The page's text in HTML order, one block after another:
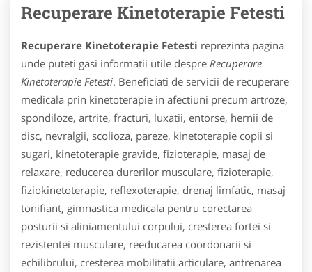
Recuperare Kinetoterapie Fetesti
Recuperare Kinetoterapie Fetesti reprezinta pagina
unde puteti gasi informatii utile despre Recuperare
Kinetoterapie Fetesti. Beneficiati de servicii de recuperare
medicala prin kinetoterapie in afectiuni precum artroze,
spondiloze, artrite, fracturi, luxatii, entorse, hernii de
disc, nevralgii, scolioza, pareze, kinetoterapie copii si
sugari, kinetoterapie gravide, fizioterapie, masaj de
relaxare, reducerea durerilor musculare, fizioterapie,
fiziokinetoterapie, reflexoterapie, drenaj limfatic, masaj
tonifiant, gimnastica medicala pentru corectarea
posturii si aliniamentului corpului, cresterea fortei si
rezistentei musculare, reeducarea coordonarii si
echilibrului, cresterea mobilitatii articulare, antrenarea